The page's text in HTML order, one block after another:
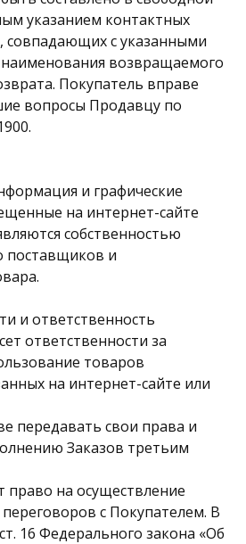
указанием контактных
совпадающих с указанными
возвращаемого
Покупатель вправе
вопросы Продавцу по
и графические
на интернет-сайте
собственностью
поставщиков и
и ответственность
ответственности за
товаров
на интернет-сайте или
передавать свои права и
Заказов третьим
право на осуществление
с Покупателем. В
16 Федерального закона «Об